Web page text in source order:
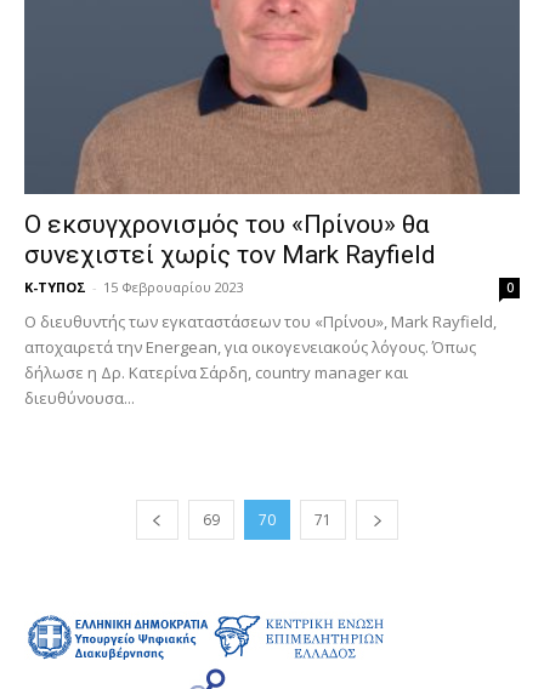
Ο εκσυγχρονισμός του «Πρίνου» θα
συνεχιστεί χωρίς τον Mark Rayfield
Κ-ΤΥΠΟΣ - 15 Φεβρουαρίου 2023 0
Ο διευθυντής των εγκαταστάσεων του «Πρίνου», Mark Rayfield,
αποχαιρετά την Energean, για οικογενειακούς λόγους. Όπως
δήλωσε η Δρ. Κατερίνα Σάρδη, country manager και
διευθύνουσα...
69 70 71